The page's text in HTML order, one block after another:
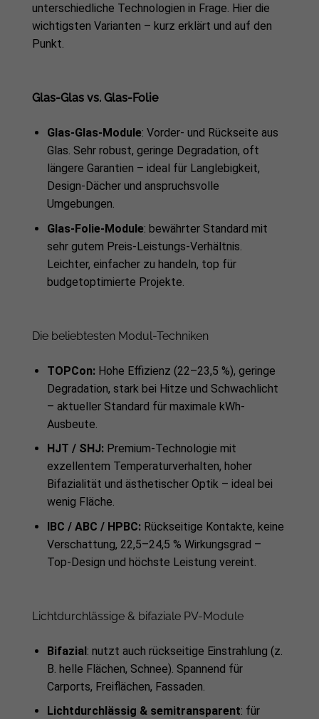
unterschiedliche Technologien in Frage. Hier die
wichtigsten Varianten – kurz erklärt und auf den
Punkt.
Glas-Glas vs. Glas-Folie
Glas-Glas-Module: Vorder- und Rückseite aus
Glas. Sehr robust, geringe Degradation, oft
längere Garantien – ideal für Langlebigkeit,
Design-Dächer und anspruchsvolle
Umgebungen.
Glas-Folie-Module: bewährter Standard mit
sehr gutem Preis-Leistungs-Verhältnis.
Leichter, einfacher zu handeln, top für
budgetoptimierte Projekte.
Die beliebtesten Modul-Techniken
TOPCon: Hohe Effizienz (22–23,5 %), geringe
Degradation, stark bei Hitze und Schwachlicht
– aktueller Standard für maximale kWh-
Ausbeute.
HJT / SHJ: Premium-Technologie mit
exzellentem Temperaturverhalten, hoher
Bifazialität und ästhetischer Optik – ideal bei
wenig Fläche.
IBC / ABC / HPBC: Rückseitige Kontakte, keine
Verschattung, 22,5–24,5 % Wirkungsgrad –
Top-Design und höchste Leistung vereint.
Lichtdurchlässige & bifaziale PV-Module
Bifazial: nutzt auch rückseitige Einstrahlung (z.
B. helle Flächen, Schnee). Spannend für
Carports, Freiflächen, Fassaden.
Lichtdurchlässig & semitransparent: für